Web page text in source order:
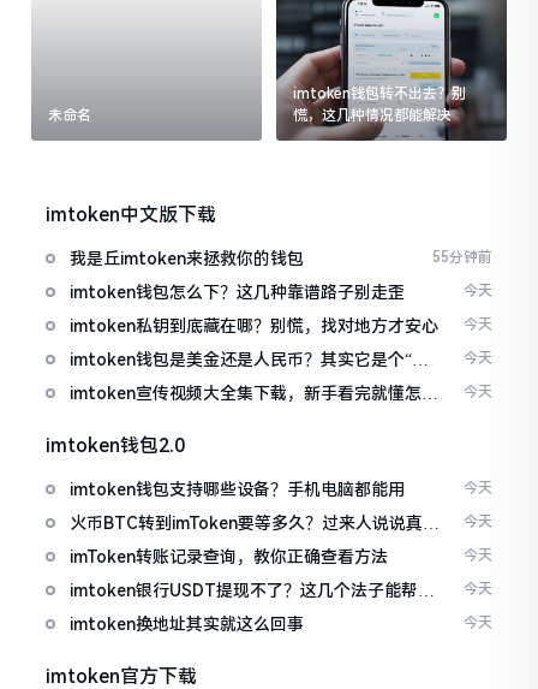
未命名
imtoken钱包转不出去？别
慌，这几种情况都能解决
imtoken中文版下载
我是丘imtoken来拯救你的钱包 55分钟前
imtoken钱包怎么下？这几种靠谱路子别走歪 今天
imtoken私钥到底藏在哪？别慌，找对地方才安心 今天
imtoken钱包是美金还是人民币？其实它是个“多
面手”
今天
imtoken宣传视频大全集下载，新手看完就懂怎么
今天
imtoken钱包2.0
imtoken钱包支持哪些设备？手机电脑都能用 今天
火币BTC转到imToken要等多久？过来人说说真实
情况
今天
imToken转账记录查询，教你正确查看方法 今天
imtoken银行USDT提现不了？这几个法子能帮你
搞定
今天
imtoken换地址其实就这么回事 今天
imtoken官方下载